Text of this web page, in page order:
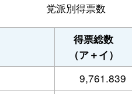
党派別得票数
得票総数
（ア＋イ）
9,761.839